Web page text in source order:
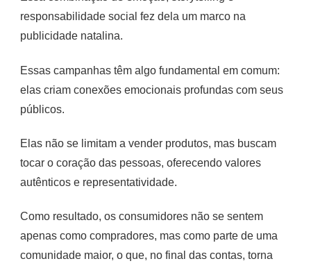
responsabilidade social fez dela um marco na
publicidade natalina​.
Essas campanhas têm algo fundamental em comum:
elas criam conexões emocionais profundas com seus
públicos.
Elas não se limitam a vender produtos, mas buscam
tocar o coração das pessoas, oferecendo valores
autênticos e representatividade.
Como resultado, os consumidores não se sentem
apenas como compradores, mas como parte de uma
comunidade maior, o que, no final das contas, torna